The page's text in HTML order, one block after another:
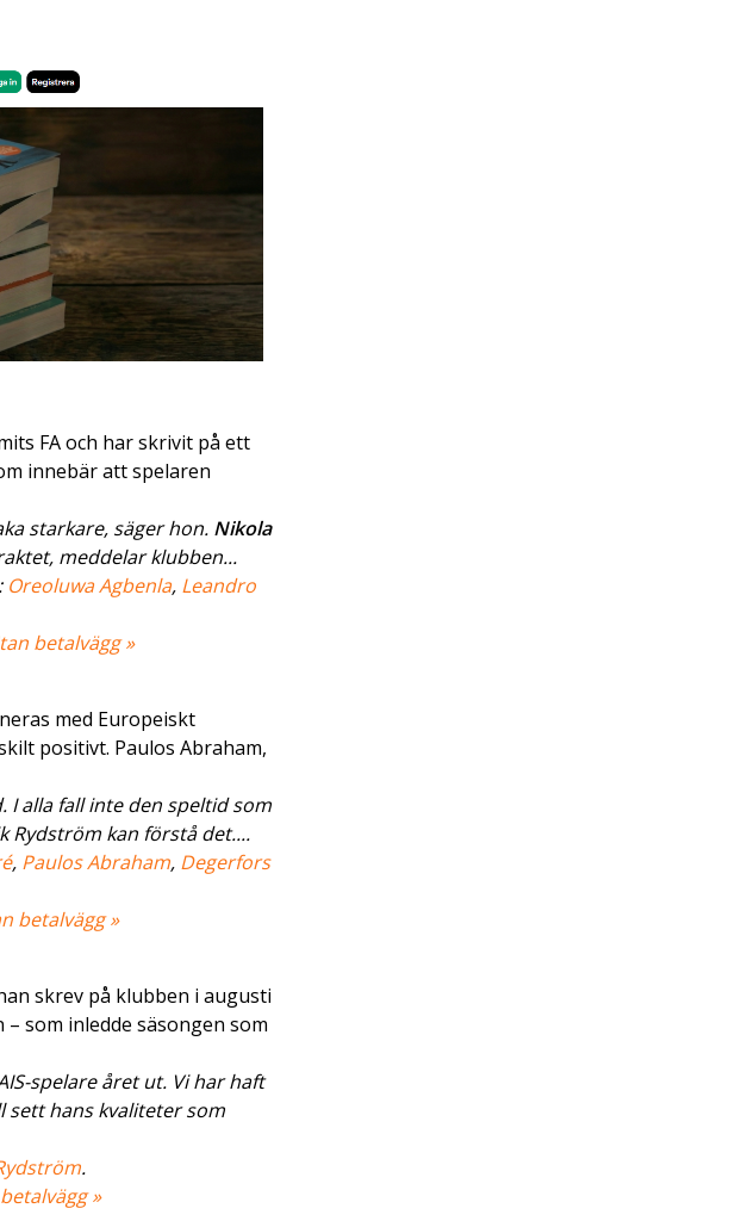
FA och har skrivit på ett
innebär att spelaren
starkare, säger hon. Nikola
meddelar klubben...
Oreoluwa Agbenla, Leandro
betalvägg »
med Europeiskt
positivt. Paulos Abraham,
I alla fall inte den speltid som
Rydström kan förstå det....
, Paulos Abraham, Degerfors
betalvägg »
skrev på klubben i augusti
som inledde säsongen som
spelare året ut. Vi har haft
sett hans kvaliteter som
.
»